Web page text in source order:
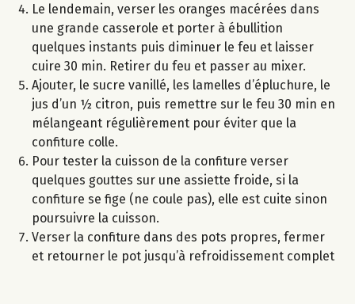
Le lendemain, verser les oranges macérées dans
une grande casserole et porter à ébullition
quelques instants puis diminuer le feu et laisser
cuire 30 min. Retirer du feu et passer au mixer.
Ajouter, le sucre vanillé, les lamelles d’épluchure, le
jus d’un ½ citron, puis remettre sur le feu 30 min en
mélangeant régulièrement pour éviter que la
confiture colle.
Pour tester la cuisson de la confiture verser
quelques gouttes sur une assiette froide, si la
confiture se fige (ne coule pas), elle est cuite sinon
poursuivre la cuisson.
Verser la confiture dans des pots propres, fermer
et retourner le pot jusqu’à refroidissement complet